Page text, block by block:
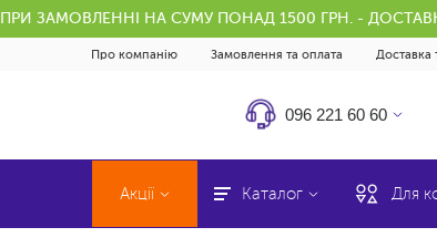
ПРИ ЗАМОВЛЕННІ НА СУМУ ПОНАД 1500 ГРН. -
Про компанію Замовлення та оплата Доставка
096 221 60 60
Акції Каталог Для